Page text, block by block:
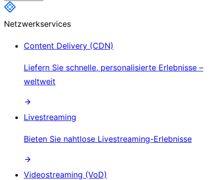
Netzwerkservices
Content Delivery (CDN)
Liefern Sie schnelle, personalisierte Erlebnisse –
weltweit
Livestreaming
Bieten Sie nahtlose Livestreaming-Erlebnisse
Videostreaming (VoD)